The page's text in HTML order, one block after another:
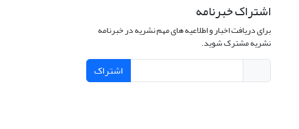
اشتراک خبرنامه
برای دریافت اخبار و اطلاعیه های مهم نشریه در خبرنامه
نشریه مشترک شوید.
اشتراک